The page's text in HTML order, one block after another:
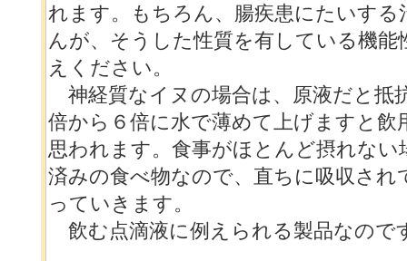
れます。もちろん、腸疾患にたいす
んが、そうした性質を有している機能
えください。
神経質なイヌの場合は、原液だと抵
倍から６倍に水で薄めて上げますと飲
思われます。食事がほとんど摂れない
済みの食べ物なので、直ちに吸収され
っていきます。
飲む点滴液に例えられる製品なので